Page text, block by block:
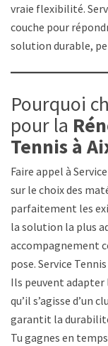
vraie flexibilité.
couche pour
solution durable,
Pourquoi
pour la
Tennis à
Faire appel à
sur le choix des
parfaitement les
la solution la plus
accompagnement
pose. Service
Ils peuvent
qu’il s’agisse d’un
garantit la
Tu gagnes en